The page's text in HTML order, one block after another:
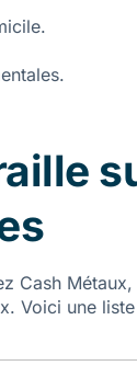
Cash
Voici une